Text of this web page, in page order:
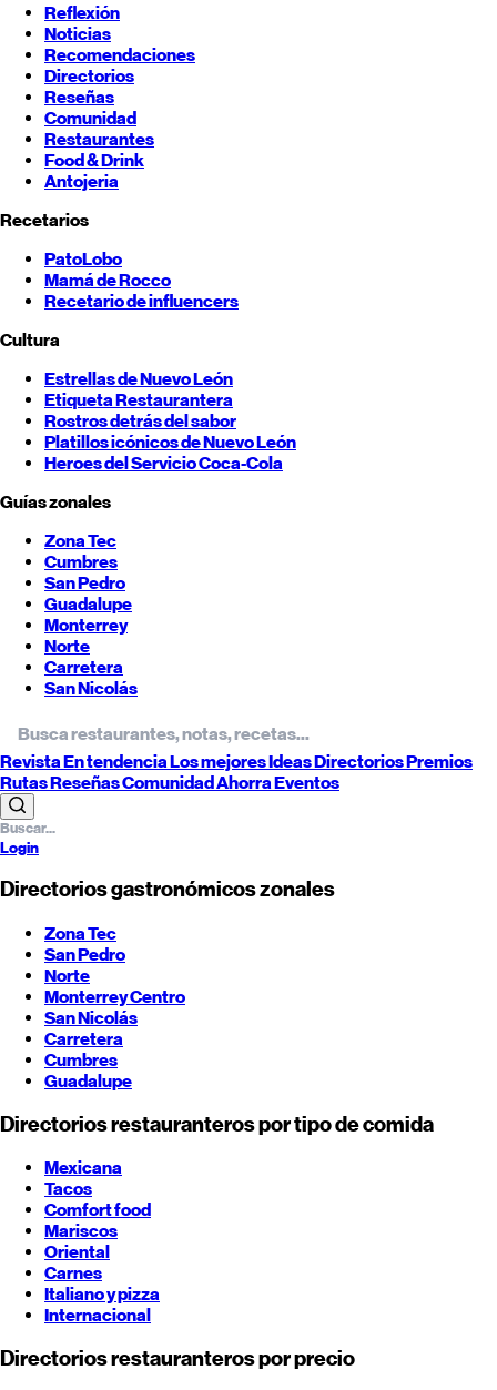
Reflexión
Noticias
Recomendaciones
Directorios
Reseñas
Comunidad
Restaurantes
Food & Drink
Antojeria
Recetarios
PatoLobo
Mamá de Rocco
Recetario de influencers
Cultura
Estrellas deNuevo León
Etiqueta Restaurantera
Rostros detrás del sabor
Platillos icónicos deNuevo León
Heroes del Servicio Coca-Cola
Guías zonales
Zona Tec
Cumbres
San Pedro
Guadalupe
Monterrey
Norte
Carretera
San Nicolás
RevistaEn tendenciaLos mejoresIdeasDirectoriosPremios
RutasReseñasComunidadAhorraEventos
Login
Directorios gastronómicos zonales
Zona Tec
San Pedro
Norte
MonterreyCentro
San Nicolás
Carretera
Cumbres
Guadalupe
Directorios restauranteros por tipo de comida
Mexicana
Tacos
Comfort food
Mariscos
Oriental
Carnes
Italiano y pizza
Internacional
Directorios restauranteros por precio